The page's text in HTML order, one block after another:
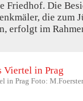
Friedhof. Die
die zum
erfolgt im
in Prag Foto: M.Foerster